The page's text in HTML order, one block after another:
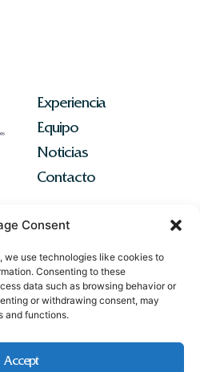
Consent
we use technologies like cookies to
Consenting to these
data such as browsing behavior or
or withdrawing consent, may
and functions.
Accept
Experiencia
Equipo
Noticias
Contacto